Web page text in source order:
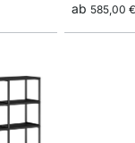
ab 585,00 €